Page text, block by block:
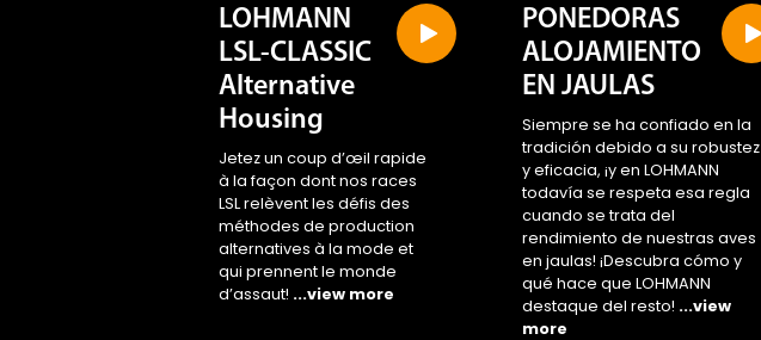
LOHMANN
LSL-CLASSIC
Alternative
Housing
Jetez un coup d’œil rapide
à la façon dont nos races
LSL relèvent les défis des
méthodes de production
alternatives à la mode et
qui prennent le monde
d’assaut! ...view more
PONEDORAS
ALOJAMIENTO
EN JAULAS
Siempre se ha confiado en la
tradición debido a su robustez
y eficacia, ¡y en LOHMANN
todavía se respeta esa regla
cuando se trata del
rendimiento de nuestras aves
en jaulas! ¡Descubra cómo y
qué hace que LOHMANN
destaque del resto! ...view
more